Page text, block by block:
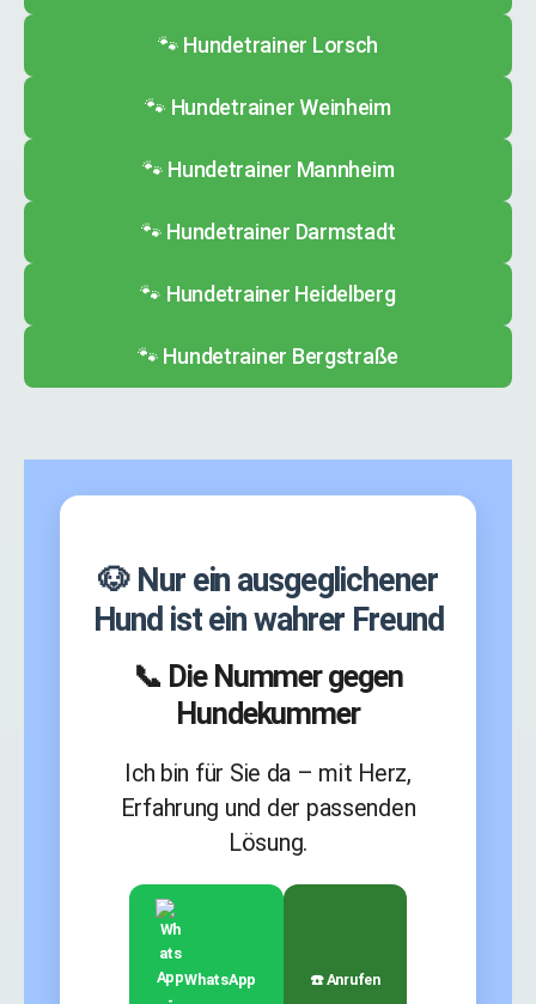
🐾 Hundetrainer Lorsch
🐾 Hundetrainer Weinheim
🐾 Hundetrainer Mannheim
🐾 Hundetrainer Darmstadt
🐾 Hundetrainer Heidelberg
🐾 Hundetrainer Bergstraße
🐶 Nur ein ausgeglichener
Hund ist ein wahrer Freund
📞 Die Nummer gegen
Hundekummer
Ich bin für Sie da – mit Herz,
Erfahrung und der passenden
Lösung.
WhatsApp ☎️ Anrufen